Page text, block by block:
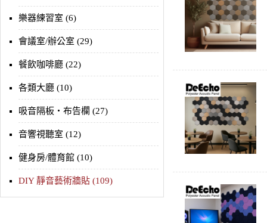
樂器練習室 (6)
會議室/辦公室 (29)
餐飲咖啡廳 (22)
各類大廳 (10)
吸音隔板‧布告欄 (27)
音響視聽室 (12)
健身房/體育館 (10)
DIY 靜音藝術牆貼 (109)